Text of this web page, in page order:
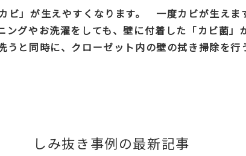
ビ」が生えやすくなります。 一度カビが生えま
グやお洗濯をしても、壁に付着した「カビ菌」
と同時に、クローゼット内の壁の拭き掃除を行
しみ抜き事例の最新記事